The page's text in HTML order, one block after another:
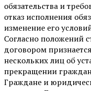
обязательства и
отказ исполнения
изменение его
Согласно положений
договором
нескольких лиц об
прекращении
Граждане и